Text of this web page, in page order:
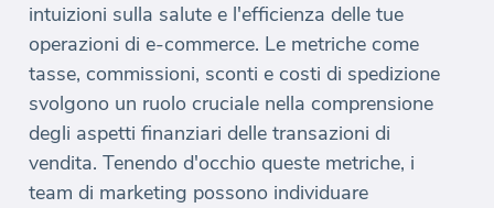
intuizioni sulla salute e l'efficienza delle tue
operazioni di e-commerce. Le metriche come
tasse, commissioni, sconti e costi di spedizione
svolgono un ruolo cruciale nella comprensione
degli aspetti finanziari delle transazioni di
vendita. Tenendo d'occhio queste metriche, i
team di marketing possono individuare